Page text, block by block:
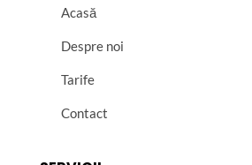
Acasă
Despre noi
Tarife
Contact